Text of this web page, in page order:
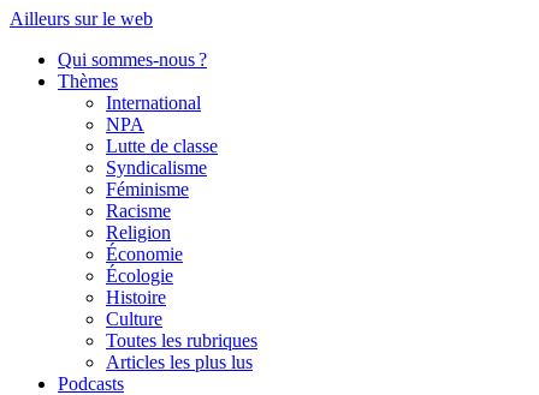
Ailleurs sur le web
Qui sommes-nous ?
Thèmes
International
NPA
Lutte de classe
Syndicalisme
Féminisme
Racisme
Religion
Économie
Écologie
Histoire
Culture
Toutes les rubriques
Articles les plus lus
Podcasts